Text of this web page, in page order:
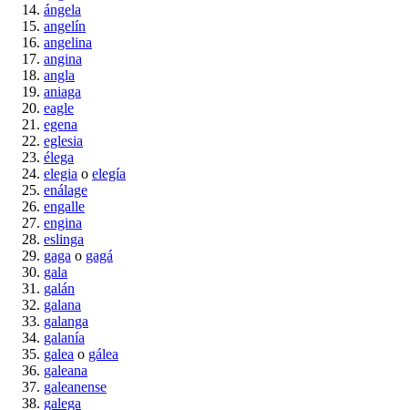
ángela
angelín
angelina
angina
angla
aniaga
eagle
egena
eglesia
élega
elegia o elegía
enálage
engalle
engina
eslinga
gaga o gagá
gala
galán
galana
galanga
galanía
galea o gálea
galeana
galeanense
galega